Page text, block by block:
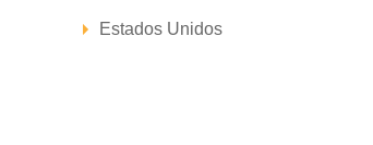
Estados Unidos